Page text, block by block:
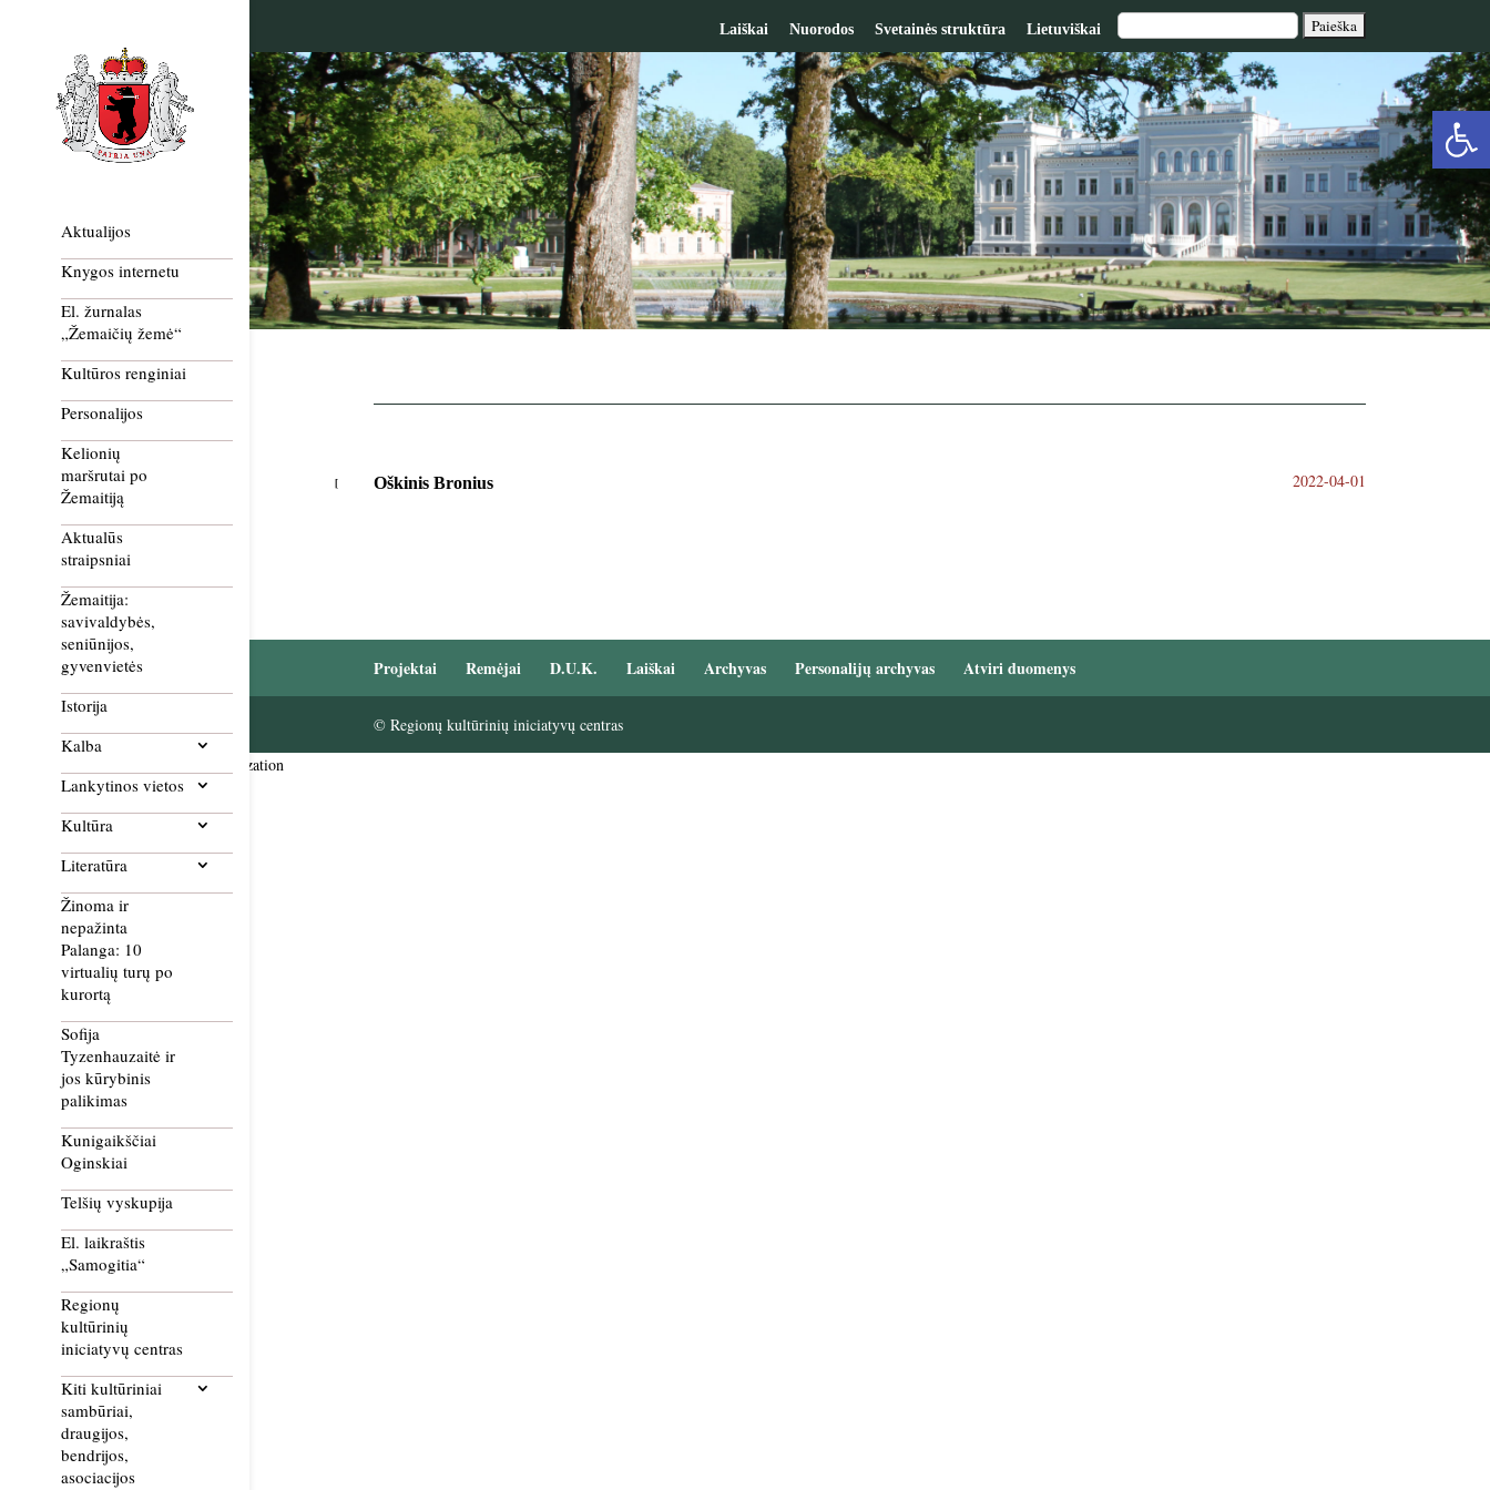
Laiškai Nuorodos Svetainės struktūra Lietuviškai
Aktualijos
Knygos internetu
El. žurnalas
„Žemaičių žemė“
Kultūros renginiai
Personalijos
Kelionių
maršrutai po
Žemaitiją
Aktualūs
straipsniai
Žemaitija:
savivaldybės,
seniūnijos,
gyvenvietės
Istorija
Kalba
Lankytinos vietos
Kultūra
Literatūra
Žinoma ir
nepažinta
Palanga: 10
virtualių turų po
kurortą
Sofija
Tyzenhauzaitė ir
jos kūrybinis
palikimas
Kunigaikščiai
Oginskiai
Telšių vyskupija
El. laikraštis
„Samogitia“
Regionų
kultūrinių
iniciatyvų centras
Kiti kultūriniai
sambūriai,
draugijos,
bendrijos,
asociacijos
Oškinis Bronius 2022-04-01
Projektai Remėjai D.U.K. Laiškai Archyvas Personalijų archyvas Atviri duomenys
© Regionų kultūrinių iniciatyvų centras
Smush Image Compression and Optimization